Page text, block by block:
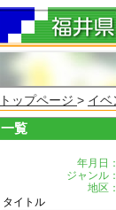
トップページ > イベ
一覧
年月日：
ジャンル：
地区：
タイトル